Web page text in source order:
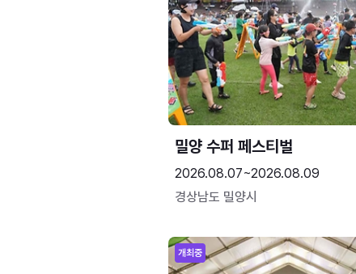
밀양 수퍼 페스티벌
2026.08.07~2026.08.09
경상남도 밀양시
개최중